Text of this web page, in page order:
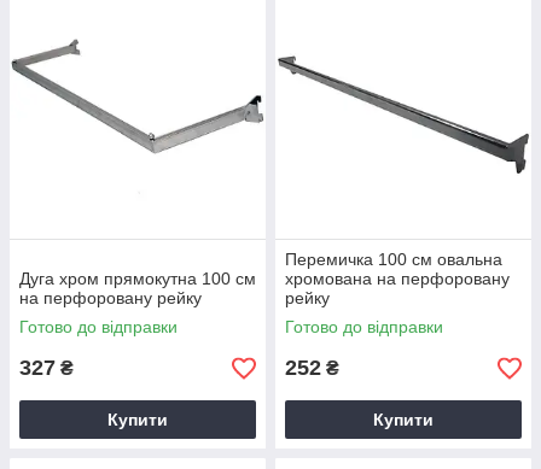
Дуга хром прямокутна 100 см
на перфоровану рейку
Готово до відправки
327 ₴
Купити
Перемичка 100 см овальна
хромована на перфоровану
рейку
Готово до відправки
252 ₴
Купити